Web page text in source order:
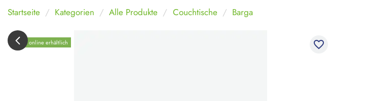
Startseite Kategorien Alle Produkte Couchtische Barga
Nur online erhältlich favorite_border